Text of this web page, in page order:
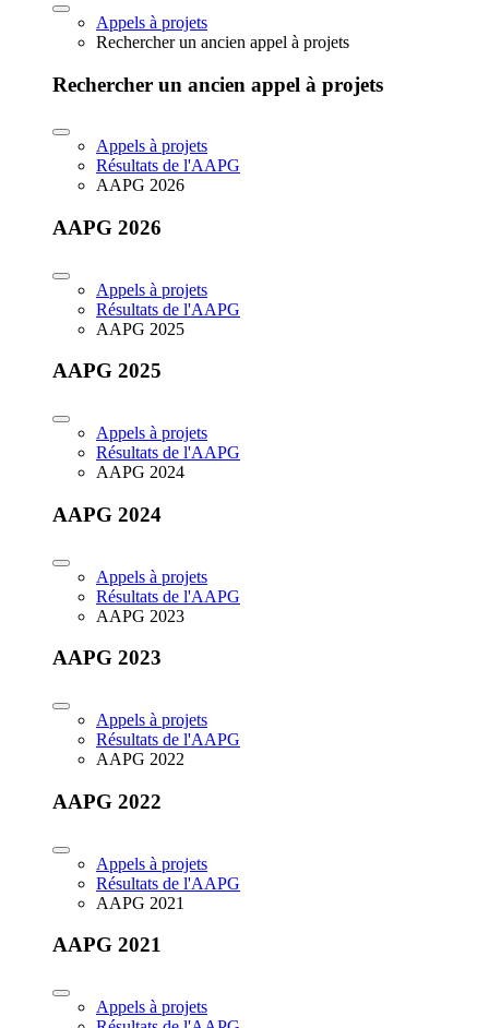
Appels à projets
Rechercher un ancien appel à projets
Rechercher un ancien appel à projets
Appels à projets
Résultats de l'AAPG
AAPG 2026
AAPG 2026
Appels à projets
Résultats de l'AAPG
AAPG 2025
AAPG 2025
Appels à projets
Résultats de l'AAPG
AAPG 2024
AAPG 2024
Appels à projets
Résultats de l'AAPG
AAPG 2023
AAPG 2023
Appels à projets
Résultats de l'AAPG
AAPG 2022
AAPG 2022
Appels à projets
Résultats de l'AAPG
AAPG 2021
AAPG 2021
Appels à projets